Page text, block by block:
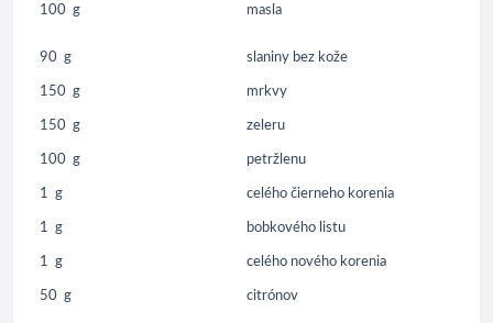
100 g masla
90 g slaniny bez kože
150 g mrkvy
150 g zeleru
100 g petržlenu
1 g celého čierneho korenia
1 g bobkového listu
1 g celého nového korenia
50 g citrónov